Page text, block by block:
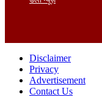
Disclaimer
Privacy
Advertisement
Contact Us